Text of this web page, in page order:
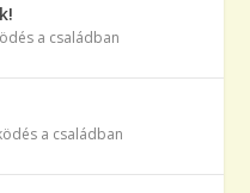
a családban
a családban